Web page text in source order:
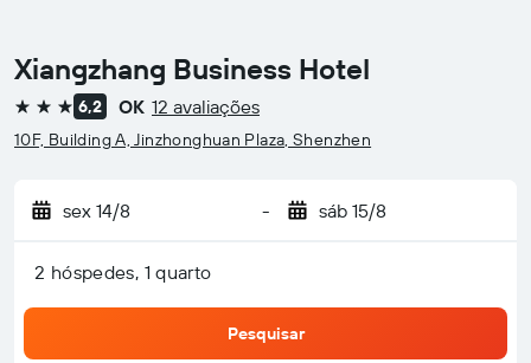
Xiangzhang Business Hotel
3 estrelas6,2 OK 12 avaliações
10F, Building A, Jinzhonghuan Plaza, Shenzhen
sex 14/8 - sáb 15/8
2 hóspedes, 1 quarto
Pesquisar